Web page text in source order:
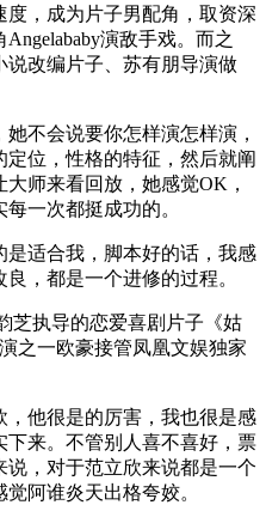
度，成为片子男配角，取资深
演敌手戏。而之
说改编片子、苏有朋导演做
不会说要你怎样演怎样演，
位，性格的特征，然后就阐
师来看回放，她感觉OK，
一次都挺成功的。
适合我，脚本好的话，我感
，都是一个进修的过程。
执导的恋爱喜剧片子《姑
之一欧豪接管凤凰文娱独家
他很是的厉害，我也很是感
来。不管别人喜不喜好，票
，对于范立欣来说都是一个
阿谁炎天出格夸姣。